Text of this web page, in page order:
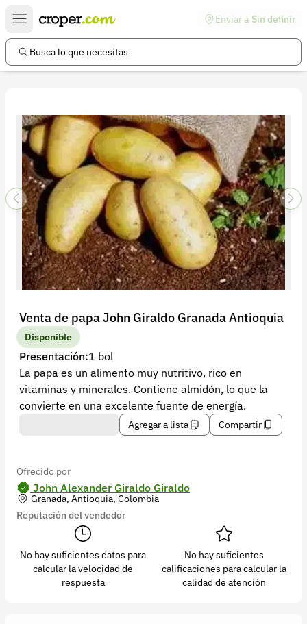
Enviar a Sin definir
Busca lo que necesitas
Venta de papa John Giraldo Granada Antioquia
Disponible
Presentación:1 bol
La papa es un alimento muy nutritivo, rico en
vitaminas y minerales. Contiene almidón, lo que la
convierte en una excelente fuente de energía.
Agregar a lista Compartir
Ofrecido por
John Alexander Giraldo Giraldo
Granada, Antioquia, Colombia
Reputación del vendedor
No hay suficientes datos para
calcular la velocidad de
respuesta
No hay suficientes
calificaciones para calcular la
calidad de atención
Enlaces de interés
Preguntas frecuentes
Información legal
Términos y condiciones
Política de devoluciones
Política de privacidad
Cuenta
Iniciar sesión
Registrarse
Recuperar contraseña
Contacto
Soporte
+57 323 2931928
Versión 5.44.0
Síguenos